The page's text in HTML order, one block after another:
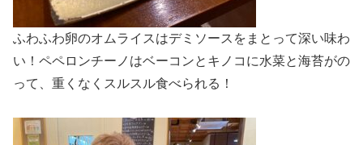
ふわふわ卵のオムライスはデミソースをまとって深い味わ
い！ペペロンチーノはベーコンとキノコに水菜と海苔がの
って、重くなくスルスル食べられる！